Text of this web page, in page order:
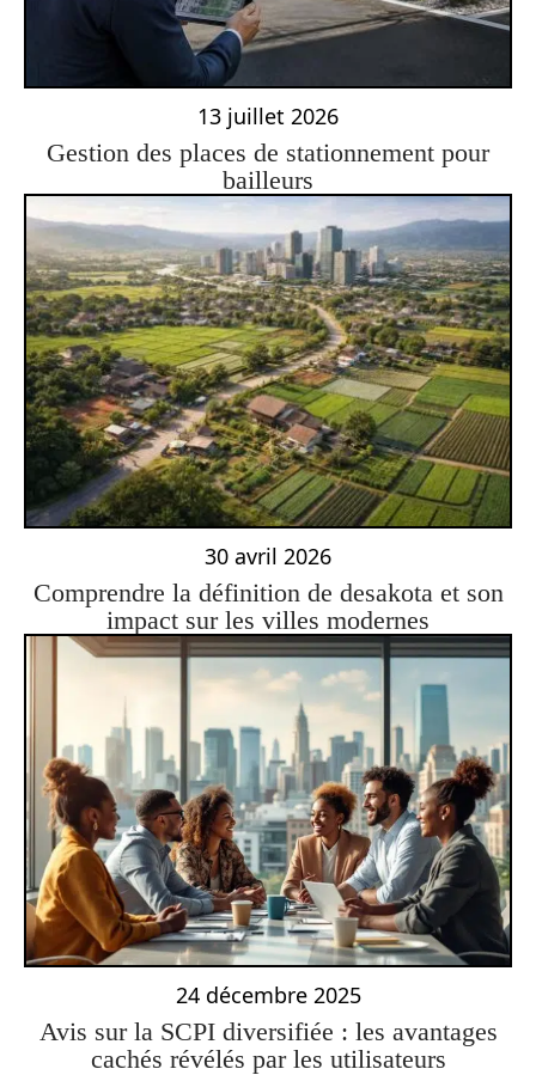
13 juillet 2026
Gestion des places de stationnement pour
bailleurs
30 avril 2026
Comprendre la définition de desakota et son
impact sur les villes modernes
24 décembre 2025
Avis sur la SCPI diversifiée : les avantages
cachés révélés par les utilisateurs